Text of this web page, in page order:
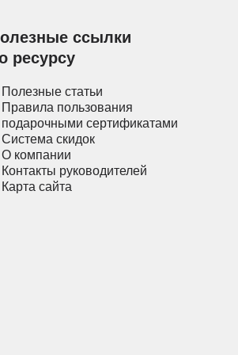
ссылки
ресурсу
Полезные статьи
Правила пользования
подарочными сертификатами
Система скидок
О компании
Контакты руководителей
Карта сайта